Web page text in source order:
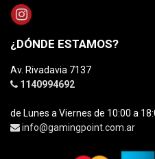
¿DÓNDE ESTAMOS?
Av. Rivadavia 7137
1140994692
de Lunes a Viernes de 10:00 a
info@gamingpoint.com.ar